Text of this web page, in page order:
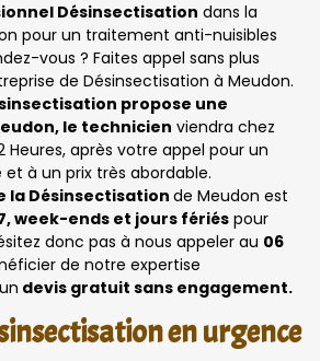
Désinsectisation dans la
pour un traitement anti-nuisibles
vous ? Faites appel sans plus
de Désinsectisation à Meudon.
propose une
le technicien viendra chez
après votre appel pour un
à un prix très abordable.
la Désinsectisation de Meudon est
week-ends et jours fériés pour
donc pas à nous appeler au 06
de notre expertise
devis gratuit sans engagement.
en urgence